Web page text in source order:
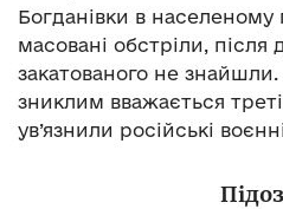
Богданівки в населеному
масовані обстріли, після
закатованого не знайшли.
зниклим вважається
ув’язнили російські